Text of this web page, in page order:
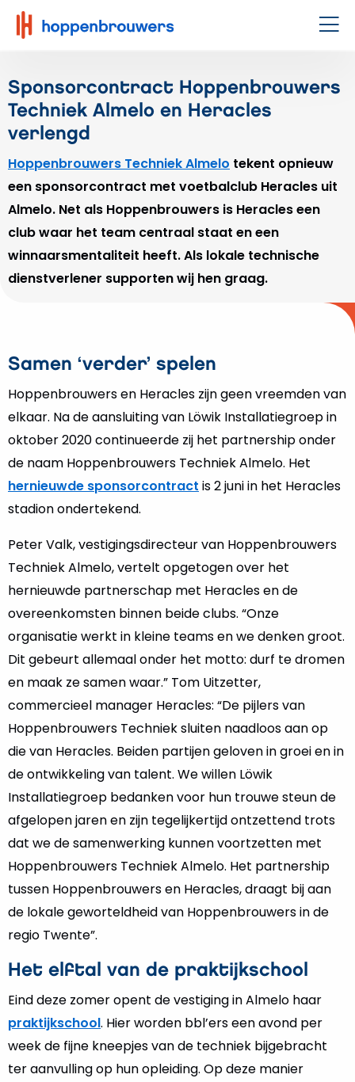
Hoppenbrouwers
|
techniek
leeft
Sponsorcontract Hoppenbrouwers
Techniek Almelo en Heracles
verlengd
Hoppenbrouwers Techniek Almelo tekent opnieuw
een sponsorcontract met voetbalclub Heracles uit
Almelo. Net als Hoppenbrouwers is Heracles een
club waar het team centraal staat en een
winnaarsmentaliteit heeft. Als lokale technische
dienstverlener supporten wij hen graag.
Samen ‘verder’ spelen
Hoppenbrouwers en Heracles zijn geen vreemden van
elkaar. Na de aansluiting van Löwik Installatiegroep in
oktober 2020 continueerde zij het partnership onder
de naam Hoppenbrouwers Techniek Almelo. Het
hernieuwde sponsorcontract is 2 juni in het Heracles
stadion ondertekend.
Peter Valk, vestigingsdirecteur van Hoppenbrouwers
Techniek Almelo, vertelt opgetogen over het
hernieuwde partnerschap met Heracles en de
overeenkomsten binnen beide clubs. “Onze
organisatie werkt in kleine teams en we denken groot.
Dit gebeurt allemaal onder het motto: durf te dromen
en maak ze samen waar.” Tom Uitzetter,
commercieel manager Heracles: “De pijlers van
Hoppenbrouwers Techniek sluiten naadloos aan op
die van Heracles. Beiden partijen geloven in groei en in
de ontwikkeling van talent. We willen Löwik
Installatiegroep bedanken voor hun trouwe steun de
afgelopen jaren en zijn tegelijkertijd ontzettend trots
dat we de samenwerking kunnen voortzetten met
Hoppenbrouwers Techniek Almelo. Het partnership
tussen Hoppenbrouwers en Heracles, draagt bij aan
de lokale geworteldheid van Hoppenbrouwers in de
regio Twente”.
Het elftal van de praktijkschool
Eind deze zomer opent de vestiging in Almelo haar
praktijkschool. Hier worden bbl’ers een avond per
week de fijne kneepjes van de techniek bijgebracht
ter aanvulling op hun opleiding. Op deze manier